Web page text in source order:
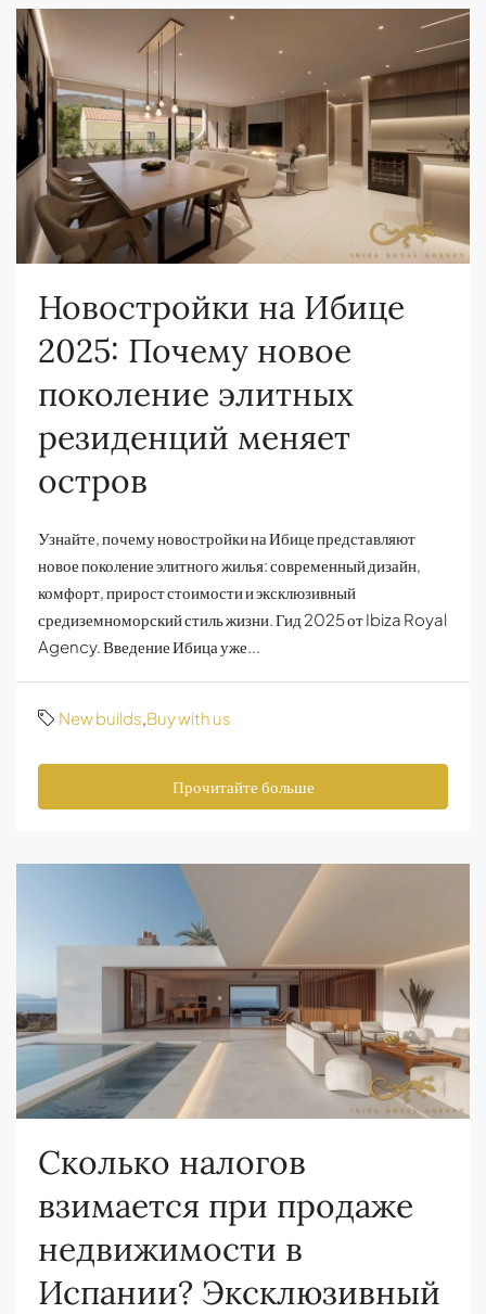
Новостройки на Ибице
2025: Почему новое
поколение элитных
резиденций меняет
остров
Узнайте, почему новостройки на Ибице представляют
новое поколение элитного жилья: современный дизайн,
комфорт, прирост стоимости и эксклюзивный
средиземноморский стиль жизни. Гид 2025 от Ibiza Royal
Agency. Введение Ибица уже...
New builds Buy with us
Прочитайте больше
Сколько налогов
взимается при продаже
недвижимости в
Испании? Эксклюзивный